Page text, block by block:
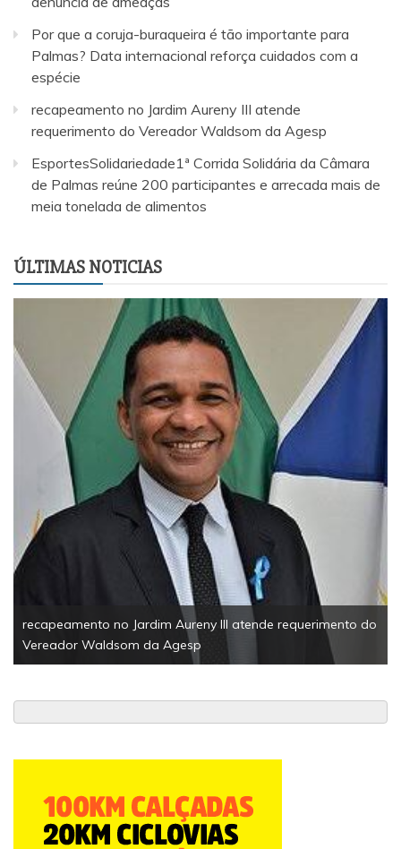
Por que a coruja-buraqueira é tão importante para
Palmas? Data internacional reforça cuidados com a
espécie
recapeamento no Jardim Aureny III atende
requerimento do Vereador Waldsom da Agesp
EsportesSolidariedade1ª Corrida Solidária da Câmara
de Palmas reúne 200 participantes e arrecada mais de
meia tonelada de alimentos
ÚLTIMAS NOTICIAS
recapeamento no Jardim Aureny III atende requerimento do
Vereador Waldsom da Agesp